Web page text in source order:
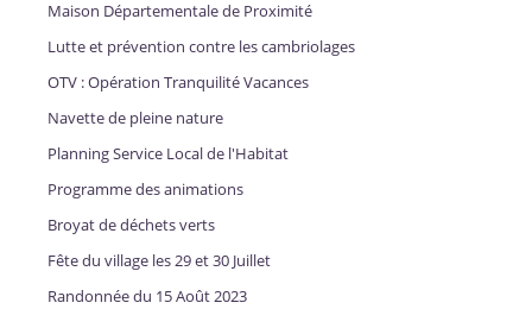
Maison Départementale de Proximité
Lutte et prévention contre les cambriolages
OTV : Opération Tranquilité Vacances
Navette de pleine nature
Planning Service Local de l'Habitat
Programme des animations
Broyat de déchets verts
Fête du village les 29 et 30 Juillet
Randonnée du 15 Août 2023